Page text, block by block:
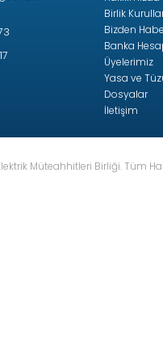
Birlik
Bizden
Banka
Üyelerimiz
Yasa ve
Dosyalar
İletişim
Müteahhitleri Birliği. Tüm